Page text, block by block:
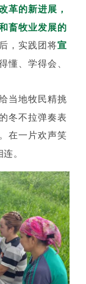
革的新进展，
畜牧业发展的
，实践团将宣
懂、学得会、
当地牧民精挑
冬不拉弹奏表
在一片欢声笑
。